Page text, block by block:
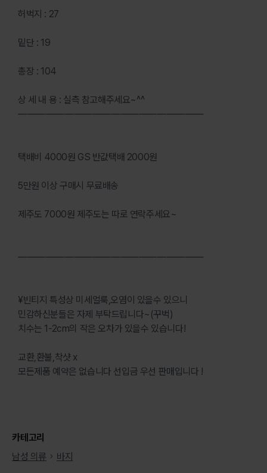
허벅지 : 27
밑단 : 19
총장 : 104
상 세 내 용 : 실측 참고해주세요~^^
————————————————————
택배비 4000원 GS 반값택배 2000원
5만원 이상 구매시 무료배송
제주도 7000원 제주도는 따로 연락주세요~
————————————————————
¥빈티지 특성상 미세얼룩,오염이 있을수 있으니
민감하신분들은 자제 부탁드립니다~(꾸벅)
치수는 1-2cm의 작은 오차가 있을수 있습니다!
교환,환불,착샷 x
모든제품 예약은 없습니다 선입금 우선 판매입니다 !
카테고리
남성 의류
바지